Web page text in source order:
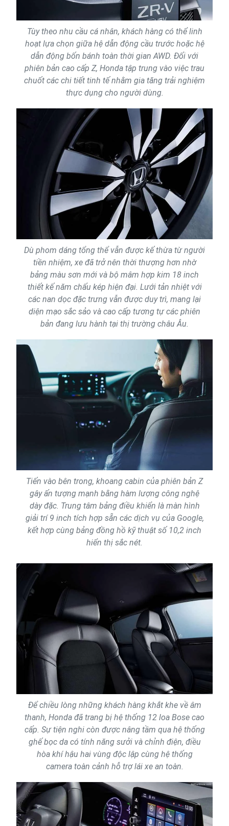
Tùy theo nhu cầu cá nhân, khách hàng có thể linh
hoạt lựa chọn giữa hệ dẫn động cầu trước hoặc hệ
dẫn động bốn bánh toàn thời gian AWD. Đối với
phiên bản cao cấp Z, Honda tập trung vào việc trau
chuốt các chi tiết tinh tế nhằm gia tăng trải nghiệm
thực dụng cho người dùng.
Dù phom dáng tổng thể vẫn được kế thừa từ người
tiền nhiệm, xe đã trở nên thời thượng hơn nhờ
bảng màu sơn mới và bộ mâm hợp kim 18 inch
thiết kế năm chấu kép hiện đại. Lưới tản nhiệt với
các nan dọc đặc trưng vẫn được duy trì, mang lại
diện mạo sắc sảo và cao cấp tương tự các phiên
bản đang lưu hành tại thị trường châu Âu.
Tiến vào bên trong, khoang cabin của phiên bản Z
gây ấn tượng mạnh bằng hàm lượng công nghệ
dày đặc. Trung tâm bảng điều khiển là màn hình
giải trí 9 inch tích hợp sẵn các dịch vụ của Google,
kết hợp cùng bảng đồng hồ kỹ thuật số 10,2 inch
hiển thị sắc nét.
Để chiều lòng những khách hàng khắt khe về âm
thanh, Honda đã trang bị hệ thống 12 loa Bose cao
cấp. Sự tiện nghi còn được nâng tầm qua hệ thống
ghế bọc da có tính năng sưởi và chỉnh điện, điều
hòa khí hậu hai vùng độc lập cùng hệ thống
camera toàn cảnh hỗ trợ lái xe an toàn.